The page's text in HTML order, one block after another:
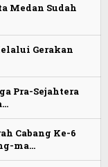
Medan Sudah
Gerakan
Pra-Sejahtera
Cabang Ke-6
ma…